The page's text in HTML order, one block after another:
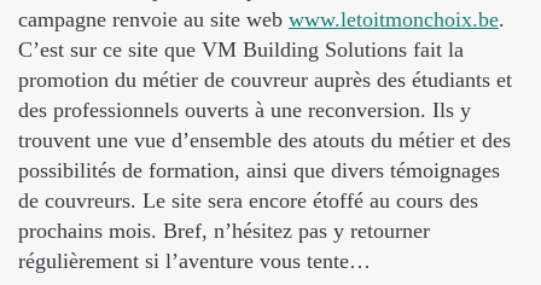
campagne renvoie au site web www.letoitmonchoix.be.
C’est sur ce site que VM Building Solutions fait la
promotion du métier de couvreur auprès des étudiants et
des professionnels ouverts à une reconversion. Ils y
trouvent une vue d’ensemble des atouts du métier et des
possibilités de formation, ainsi que divers témoignages
de couvreurs. Le site sera encore étoffé au cours des
prochains mois. Bref, n’hésitez pas y retourner
régulièrement si l’aventure vous tente…